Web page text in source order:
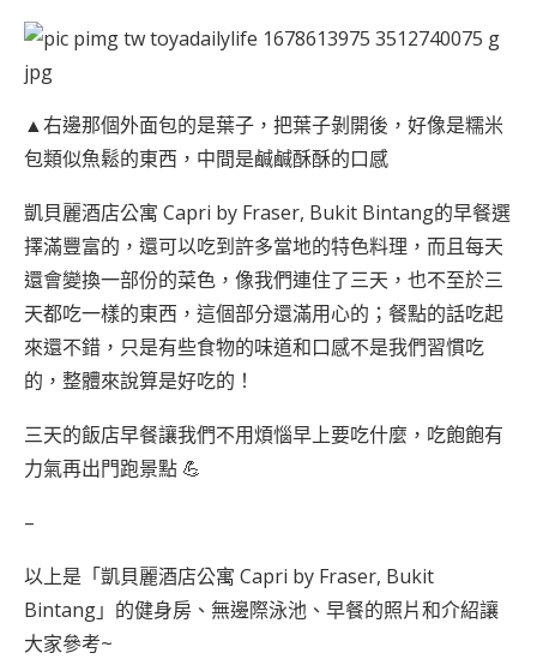
▲右邊那個外面包的是葉子，把葉子剝開後，好像是糯米
包類似魚鬆的東西，中間是鹹鹹酥酥的口感
凱貝麗酒店公寓 Capri by Fraser, Bukit Bintang的早餐選
擇滿豐富的，還可以吃到許多當地的特色料理，而且每天
還會變換一部份的菜色，像我們連住了三天，也不至於三
天都吃一樣的東西，這個部分還滿用心的；餐點的話吃起
來還不錯，只是有些食物的味道和口感不是我們習慣吃
的，整體來說算是好吃的！
三天的飯店早餐讓我們不用煩惱早上要吃什麼，吃飽飽有
力氣再出門跑景點 💪
–
以上是「凱貝麗酒店公寓 Capri by Fraser, Bukit
Bintang」的健身房、無邊際泳池、早餐的照片和介紹讓
大家參考~